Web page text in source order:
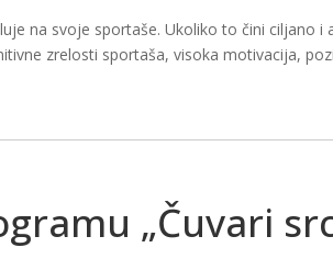
na svoje sportaše. Ukoliko to čini ciljano i
zrelosti sportaša, visoka motivacija,
„Čuvari